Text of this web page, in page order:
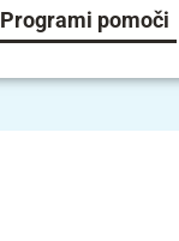
Programi pomoči